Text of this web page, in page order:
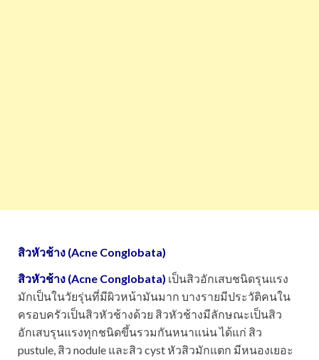
สิวหัวช้าง (Acne Conglobata)
สิวหัวช้าง (Acne Conglobata) เป็นสิวอักเสบชนิดรุนแรง
มักเป็นในวัยรุ่นที่มีผิวหน้ามันมาก บางรายมีประวัติคนใน
ครอบครัวเป็นสิวหัวช้างด้วย สิวหัวช้างมีลักษณะเป็นสิว
อักเสบรุนแรงทุกชนิดขึ้นรวมกันหนาแน่น ได้แก่ สิว
pustule, สิว nodule และสิว cyst หัวสิวมักแตก มีหนองเยอะ